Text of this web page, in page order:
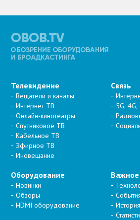
Телевидение
Вещатели и каналы
Интернет ТВ
Онлайн-кинотеатры
Спутниковое ТВ
Кабельное ТВ
Эфирное ТВ
Иновещание
Связь
5G, 4G,
Оборудование
Новинки
Обзоры
HDMI оборудование
Важное
История